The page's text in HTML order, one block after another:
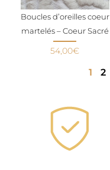
Boucles d’oreilles coeur
martelés – Coeur Sacré
54,00€
1 2